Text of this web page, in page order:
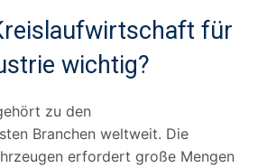
für
wichtig?
zu den
Branchen weltweit. Die
erfordert große Mengen